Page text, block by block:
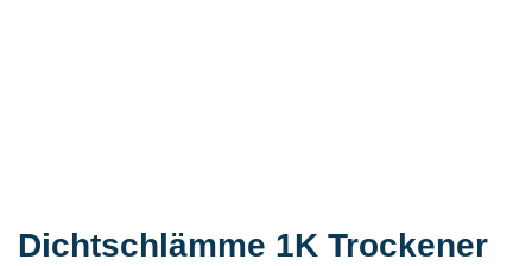
Dichtschlämme 1K Trockener